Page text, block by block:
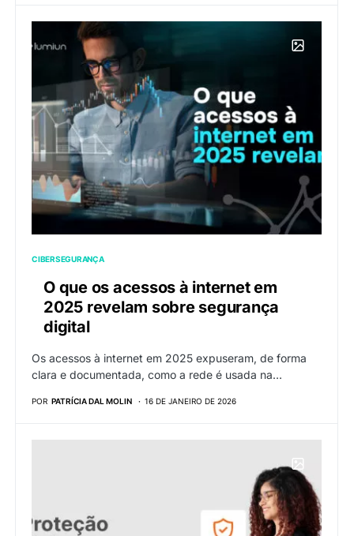
CIBERSEGURANÇA
O que os acessos à internet em
2025 revelam sobre segurança
digital
Os acessos à internet em 2025 expuseram, de forma
clara e documentada, como a rede é usada na…
POR PATRÍCIA DAL MOLIN 16 DE JANEIRO DE 2026